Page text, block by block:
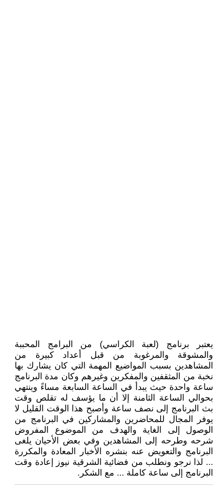
يعتبر برنامج (لعبة الكراسي) من البرامج المحببة
والمشوقة والمرغوبة من قبل أعداد كبيرة من
المشاهدين بسبب المواضيع المهمة التي كان يشارك بها
نخبة من المثقفين والمفكرين وغيرهم وكان مدة البرنامج
ساعة واحدة حيث يبدأ في الساعة السابعة مساءً وينتهي
بحوالي الساعة الثامنة إلا أن ما يؤسف له تقلص وقت
بث البرنامج إلى نصف ساعة وأصبح هذا الوقت القليل لا
يوفر المجال للمحاضرين والمشاركين في البرنامج من
الوصول إلى الغاية والهدف من الموضوع المفروض
شرحه وطرحه إلى المشاهدين وفي بعض الأحيان يلغى
البرنامج والتعويض عنه بنشره الأخبار المعادة والمكررة
... لذا نرجو ونطلب من فضائية الشرقية نيوز إعادة وقت
البرنامج إلى ساعة كاملة ... مع الشكر.